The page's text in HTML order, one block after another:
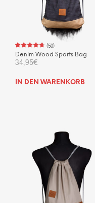
(50)
Denim Wood Sports Bag
34,95€
IN DEN WARENKORB